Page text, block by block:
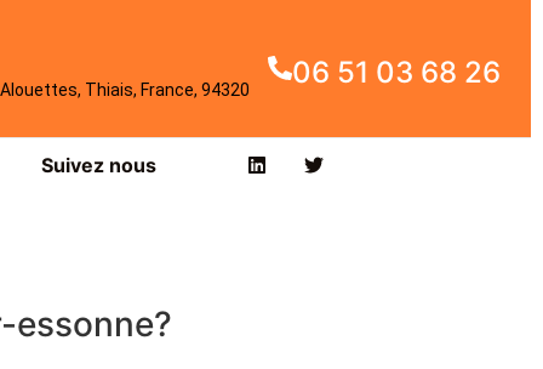
Thiais, France, 94320 06 51 03 68 26
Suivez nous
essonne?